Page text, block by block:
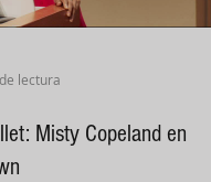
lectura
Misty Copeland en